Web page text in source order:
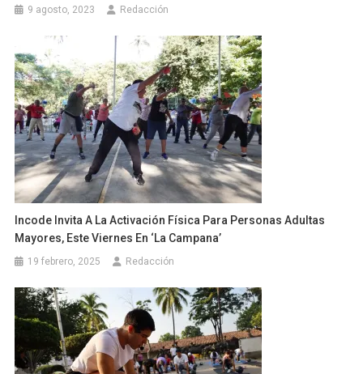
9 agosto, 2023 Redacción
Incode Invita A La Activación Física Para Personas Adultas
Mayores, Este Viernes En ‘La Campana’
19 febrero, 2025 Redacción